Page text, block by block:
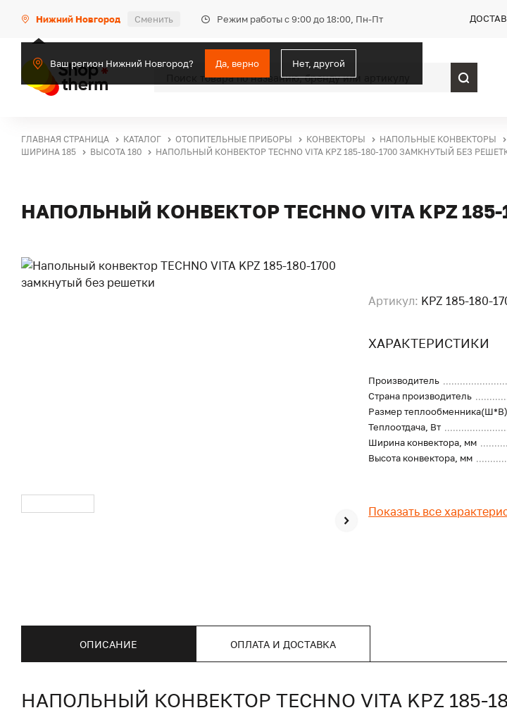
Нижний Новгород Сменить Режим работы с 9:00 до 18:00, Пн-Пт
Ваш регион Нижний Новгород? Да, верно Нет, другой
ГЛАВНАЯ СТРАНИЦА КАТАЛОГ ОТОПИТЕЛЬНЫЕ ПРИБОРЫ КОНВЕКТОРЫ НАПОЛЬНЫЕ КОНВЕКТОРЫ
ШИРИНА 185
ВЫСОТА 180 НАПОЛЬНЫЙ КОНВЕКТОР TECHNO VITA KPZ 185-180-1700 ЗАМКНУТЫЙ БЕЗ
НАПОЛЬНЫЙ КОНВЕКТОР TECHNO VITA KPZ
Артикул: KPZ 185-180-
ХАРАКТЕРИСТИКИ
Производитель
Страна производитель
Размер теплообменника(Ш*В)
Теплоотдача, Вт
Ширина конвектора, мм
Высота конвектора, мм
Показать все
ОПИСАНИЕ ОПЛАТА И ДОСТАВКА
НАПОЛЬНЫЙ КОНВЕКТОР TECHNO VITA KPZ